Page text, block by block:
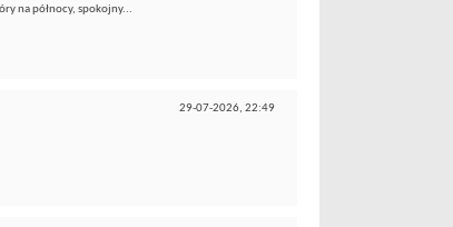
na północy, spokojny...
29-07-2026, 22:49